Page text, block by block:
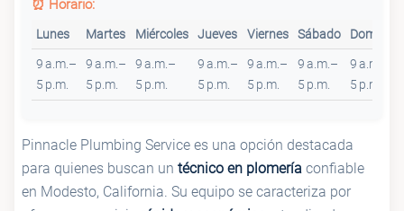
⏰ Horario:
Lunes Martes Miércoles Jueves Viernes Sábado Domingo
9 a.m.–
5 p.m.
9 a.m.–
5 p.m.
9 a.m.–
5 p.m.
9 a.m.–
5 p.m.
9 a.m.–
5 p.m.
9 a.m.–
5 p.m.
9 a.m.–
5 p.m.
Pinnacle Plumbing Service es una opción destacada
para quienes buscan un técnico en plomería confiable
en Modesto, California. Su equipo se caracteriza por